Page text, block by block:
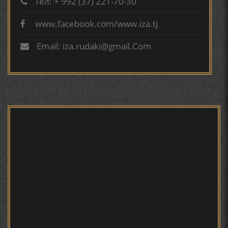
ТАҶАССУМИ ҲАСБИ ҲОЛ ДАР ҒАЗАЛИЁТИ КИРОМИ
БУХОРОӢ УСМОНОВА Г.Ф.
БЕРУНӢ ВА НАВРӮЗИ АҶАМ
www.facebook.com/www.iza.tj
Email: iza.rudaki@gmail.Com